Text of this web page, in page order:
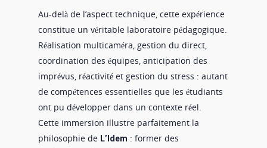
Au-delà de l’aspect technique, cette expérience
constitue un véritable laboratoire pédagogique.
Réalisation multicaméra, gestion du direct,
coordination des équipes, anticipation des
imprévus, réactivité et gestion du stress : autant
de compétences essentielles que les étudiants
ont pu développer dans un contexte réel.
Cette immersion illustre parfaitement la
philosophie de L’Idem : former des